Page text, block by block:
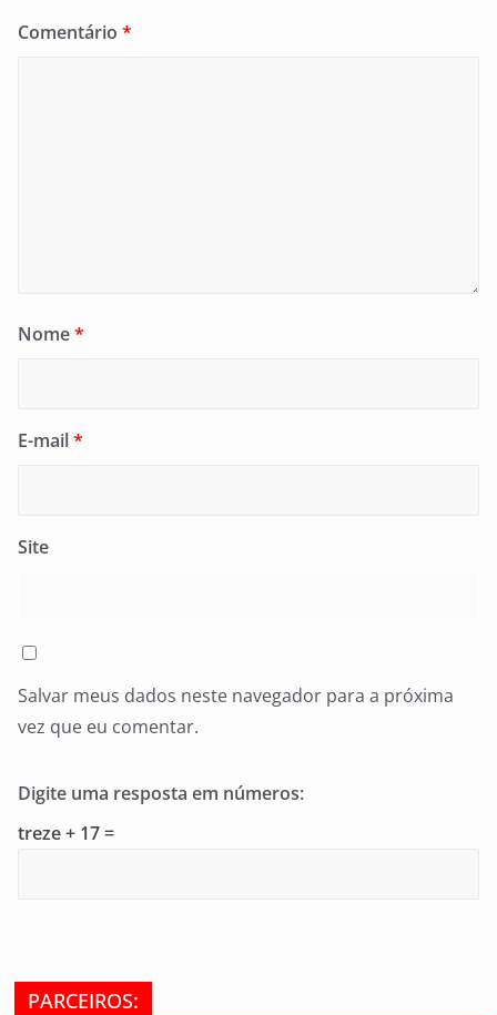
Comentário *
Nome*
E-mail*
Site
Salvar meus dados neste navegador para a próxima
vez que eu comentar.
Digite uma resposta em números:
treze + 17 =
PARCEIROS: